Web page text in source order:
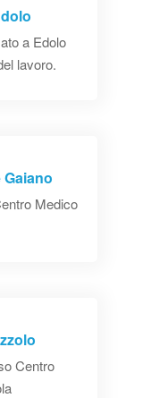
a Edolo
lavoro.
Medico
Centro